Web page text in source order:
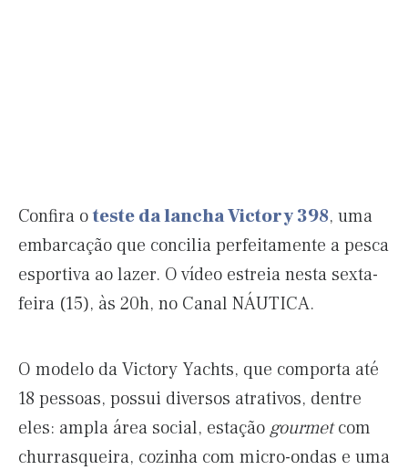
Confira oteste da lancha Victory 398, uma
embarcação que concilia perfeitamente a pesca
esportiva ao lazer. O vídeo estreia nesta sexta-
feira (15), às 20h, no Canal NÁUTICA.
O modelo da Victory Yachts, que comporta até
18 pessoas, possui diversos atrativos, dentre
eles: ampla área social, estação gourmetcom
churrasqueira, cozinha com micro-ondas e uma